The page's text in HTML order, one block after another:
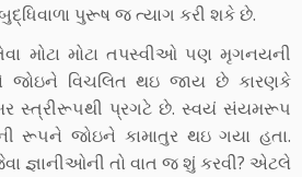
પુરૂષ જ ત્‍યાગ કરી શકે છે.
મોટા મોટા તપસ્‍વીઓ ૫ણ મૃગનયની
જોઇને વિચલિત થઇ જાય છે કારણકે
સ્‍ત્રીરૂ૫થી પ્રગટે છે. સ્‍વયં સંયમરૂ૫
રૂ૫ને જોઇને કામાતુર થઇ ગયા હતા.
જ્ઞાનીઓની તો વાત જ શું કરવી? એટલે